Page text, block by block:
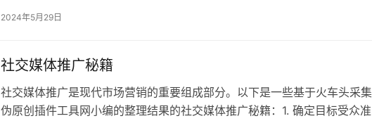
2024年5月29日
社交媒体推广秘籍
社交媒体推广是现代市场营销的重要组成部分。以下是一些基于火车头采
伪原创插件工具网小编的整理结果的社交媒体推广秘籍：1. 确定目标受众准